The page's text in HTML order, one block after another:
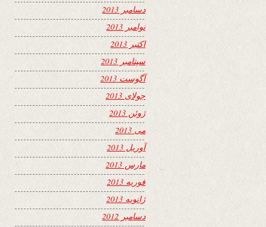
دسامبر 2013
نوامبر 2013
اکتبر 2013
سپتامبر 2013
آگوست 2013
جولای 2013
ژوئن 2013
می 2013
آوریل 2013
مارس 2013
فوریه 2013
ژانویه 2013
دسامبر 2012